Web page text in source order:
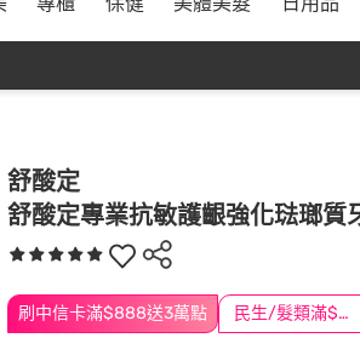
舒酸定
舒酸定專業抗敏護齦強化琺瑯質
刷中信卡滿$888送3萬點 民生/髮類滿$388送舒潔冰巾